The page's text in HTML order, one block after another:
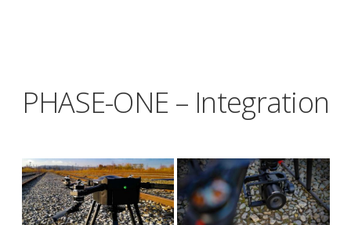
PHASE-ONE – Integration